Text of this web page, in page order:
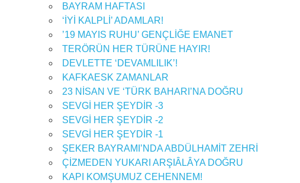
BAYRAM HAFTASI
‘İYİ KALPLİ’ ADAMLAR!
’19 MAYIS RUHU’ GENÇLİĞE EMANET
TERÖRÜN HER TÜRÜNE HAYIR!
DEVLETTE ‘DEVAMLILIK’!
KAFKAESK ZAMANLAR
23 NİSAN VE ‘TÜRK BAHARI’NA DOĞRU
SEVGİ HER ŞEYDİR -3
SEVGİ HER ŞEYDİR -2
SEVGİ HER ŞEYDİR -1
ŞEKER BAYRAMI’NDA ABDÜLHAMİT ZEHRİ
ÇİZMEDEN YUKARI ARŞIÂLÂYA DOĞRU
KAPI KOMŞUMUZ CEHENNEM!